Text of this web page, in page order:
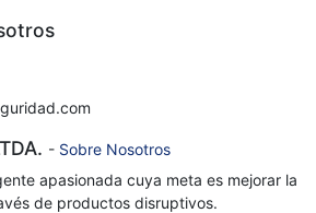
- Sobre Nosotros
apasionada cuya meta es mejorar la
de productos disruptivos.